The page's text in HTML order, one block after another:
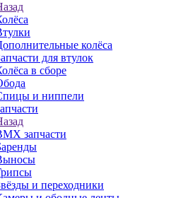
колёса
для втулок
в сборе
и ниппели
запчасти
и переходники